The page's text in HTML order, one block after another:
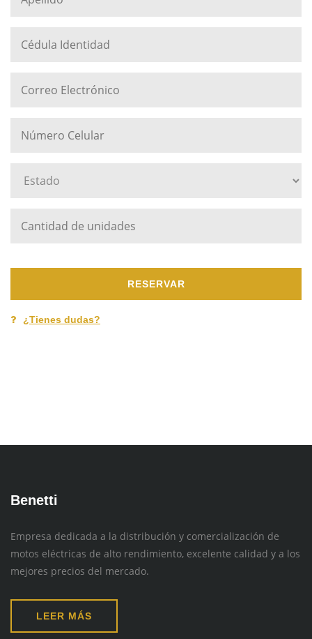
RESERVAR
¿Tienes dudas?
Benetti
Empresa dedicada a la distribución y comercialización de
motos eléctricas de alto rendimiento, excelente calidad y a los
mejores precios del mercado.
LEER MÁS